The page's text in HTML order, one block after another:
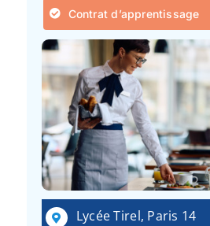
Contrat d’apprentissage
Lycée Tirel, Paris 14